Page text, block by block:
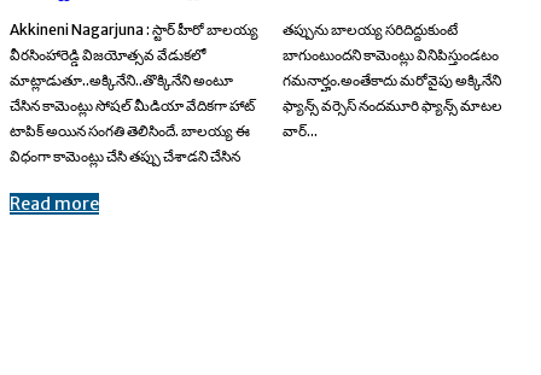
Akkineni Nagarjuna : స్టార్ హీరో బాలయ్య
వీరసింహారెడ్డి విజయోత్సవ వేడుకలో
మాట్లాడుతూ..అక్కినేని..తొక్కినేని అంటూ
చేసిన కామెంట్లు సోషల్ మీడియా వేదికగా హాట్
టాపిక్ అయిన సంగతి తెలిసిందే. బాలయ్య ఈ
విధంగా కామెంట్లు చేసి తప్పు చేశాడని చేసిన
తప్పును బాలయ్య సరిదిద్దుకుంటే
బాగుంటుందని కామెంట్లు వినిపిస్తుండటం
గమనార్హం.అంతేకాదు మరోవైపు అక్కినేని
ఫ్యాన్స్ వర్సెస్ నందమూరి ఫ్యాన్స్ మాటల
వార్...
Read more